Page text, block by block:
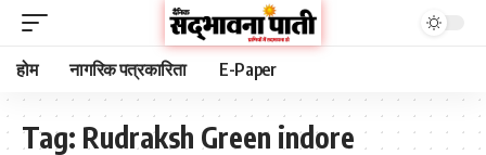
होम नागरिक पत्रकारिता E-Paper
Tag: Rudraksh Green indore